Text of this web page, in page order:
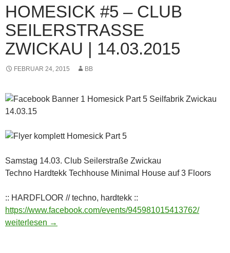
HOMESICK #5 – CLUB
SEILERSTRASSE Z
WICKAU | 14.03.2015
FEBRUAR 24, 2015 BB
Samstag 14.03. Club Seilerstraße Zwickau
Techno Hardtekk Techhouse Minimal House auf 3 Floors
:: HARDFLOOR // techno, hardtekk ::
https://www.facebook.com/events/945981015413762/
HOMESICK #5 – Club Seilerstraße Zwickau | 14.03.2015
weiterlesen →